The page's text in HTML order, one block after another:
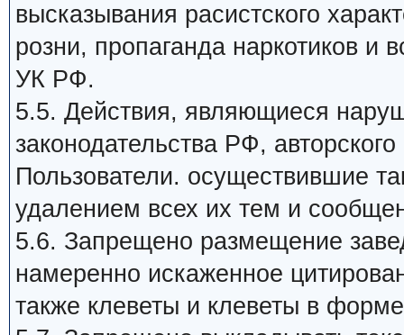
высказывания расистского
розни, пропаганда наркотиков и
УК РФ.
5.5. Действия, являющиеся
законодательства РФ,
Пользователи. осуществившие
удалением всех их тем и
5.6. Запрещено размещение
намеренно искаженное
также клеветы и клеветы в